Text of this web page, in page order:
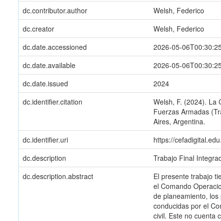
dc.contributor.author
Welsh, Federico
dc.creator
Welsh, Federico
dc.date.accessioned
2026-05-
dc.date.available
2026-05-
dc.date.issued
2024
dc.identifier.citation
Welsh, F. (2024). La
Fuerzas Armadas
Aires, Argentina.
dc.identifier.uri
https://
dc.description
Trabajo Final
dc.description.abstract
El presente trabajo
el Comando
de planeamiento,
conducidas por el
civil. Este no cuenta